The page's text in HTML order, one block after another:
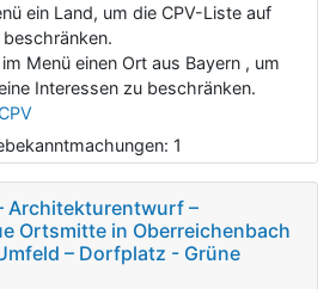
ein Land, um die CPV-Liste auf
Menü einen Ort aus Bayern , um
Interessen zu beschränken.
1
Architekturentwurf –
Ortsmitte in Oberreichenbach
– Dorfplatz - Grüne